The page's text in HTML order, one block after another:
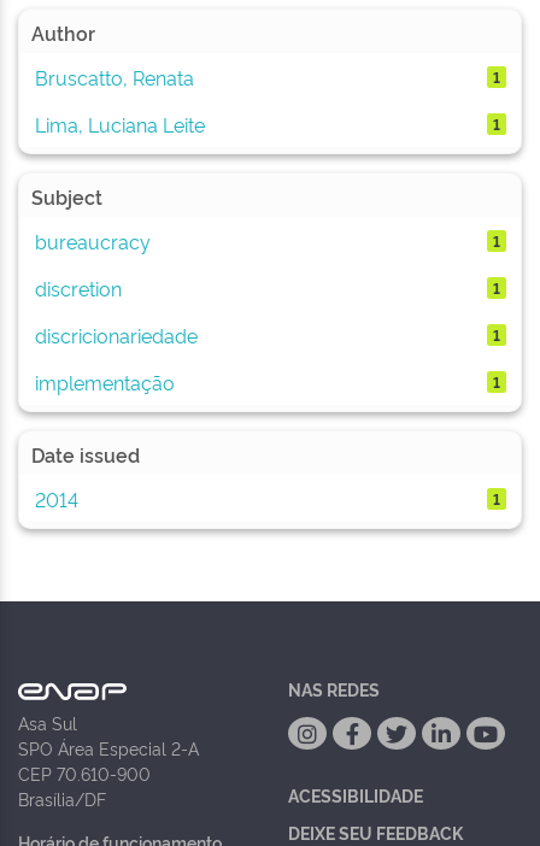
Author
Bruscatto, Renata
1
Lima, Luciana Leite 1
Subject
bureaucracy
1
discretion 1
discricionariedade 1
implementação 1
Date issued
2014
1
Asa Sul
SPO Área Especial 2-A
CEP 70.610-900
Brasília/DF
NAS REDES
ACESSIBILIDADE
DEIXE SEU FEEDBACK